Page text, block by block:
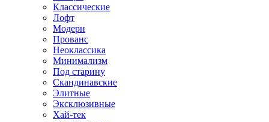
Классические
Лофт
Модерн
Прованс
Неоклассика
Минимализм
Под старину
Скандинавские
Элитные
Эксклюзивные
Хай-тек